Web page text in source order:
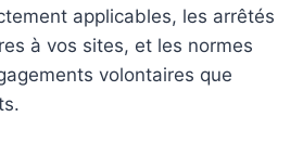
applicables, les arrêtés
à vos sites, et les normes
volontaires que